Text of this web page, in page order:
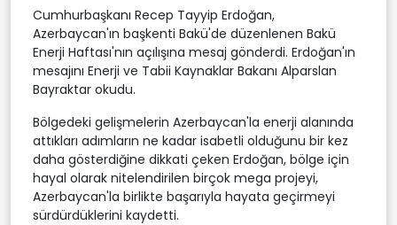
Cumhurbaşkanı Recep Tayyip Erdoğan,
Azerbaycan'ın başkenti Bakü'de düzenlenen Bakü
Enerji Haftası'nın açılışına mesaj gönderdi. Erdoğan'ın
mesajını Enerji ve Tabii Kaynaklar Bakanı Alparslan
Bayraktar okudu.
Bölgedeki gelişmelerin Azerbaycan'la enerji alanında
attıkları adımların ne kadar isabetli olduğunu bir kez
daha gösterdiğine dikkati çeken Erdoğan, bölge için
hayal olarak nitelendirilen birçok mega projeyi,
Azerbaycan'la birlikte başarıyla hayata geçirmeyi
sürdürdüklerini kaydetti.